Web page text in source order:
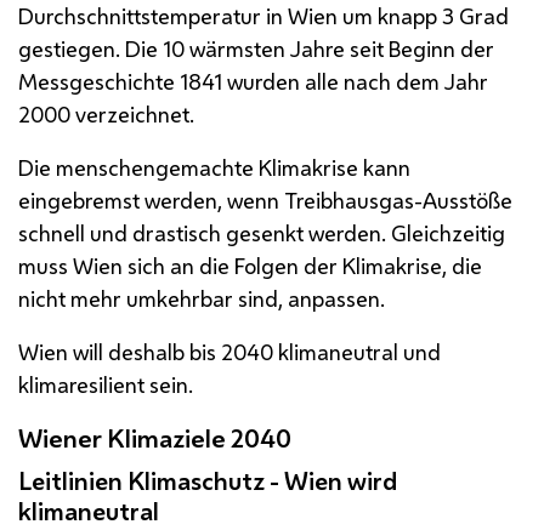
Durchschnittstemperatur in Wien um knapp 3 Grad
gestiegen. Die 10 wärmsten Jahre seit Beginn der
Messgeschichte 1841 wurden alle nach dem Jahr
2000 verzeichnet.
Die menschengemachte Klimakrise kann
eingebremst werden, wenn Treibhausgas-Ausstöße
schnell und drastisch gesenkt werden. Gleichzeitig
muss Wien sich an die Folgen der Klimakrise, die
nicht mehr umkehrbar sind, anpassen.
Wien will deshalb bis 2040 klimaneutral und
klimaresilient sein.
Wiener Klimaziele 2040
Leitlinien Klimaschutz - Wien wird
klimaneutral